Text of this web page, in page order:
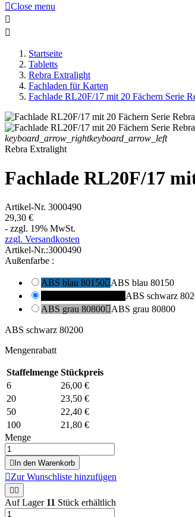
Close menu


Startseite
Tabletts
Rebra Extralight
Fachladen für Karten
Fachlade RL20F/17 mit 20 Fächern Serie
keyboard_arrow_rightkeyboard_arrow_left
Rebra Extralight
Fachlade RL20F/17
Artikel-Nr. 3000490
29,30 €
- zzgl. 19% MwSt.
zzgl. Versandkosten
Artikel-Nr.:3000490
Außenfarbe :
ABS blau 80150ABS blau 80150
ABS schwarz
ABS grau 80800ABS grau 80800
ABS schwarz 80200
Mengenrabatt
Staffelmenge Stückpreis
6
26,00 €
20
23,50 €
50
22,40 €
100
21,80 €
Menge
 In den Warenkorb
Zur Wunschliste hinzufügen
 
Auf Lager 11 Stück erhältlich